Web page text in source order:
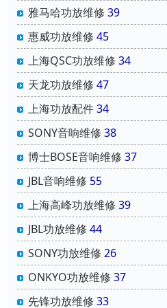
雅马哈功放维修 39
惠威功放维修 45
上海QSC功放维修 34
天龙功放维修 47
上海功放配件34
SONY音响维修 38
博士BOSE音响维修 37
JBL音响维修 55
上海高峰功放维修 39
JBL功放维修 44
SONY功放维修 26
ONKYO功放维修 37
先锋功放维修 33